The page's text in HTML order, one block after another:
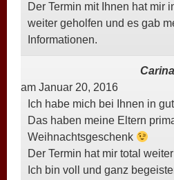
Der Termin mit Ihnen hat mir
weiter geholfen und es gab
Informationen.
am Januar 20, 2016
Ich habe mich bei Ihnen in
Das haben meine Eltern
Weihnachtsgeschenk
Der Termin hat mir total
Ich bin voll und ganz